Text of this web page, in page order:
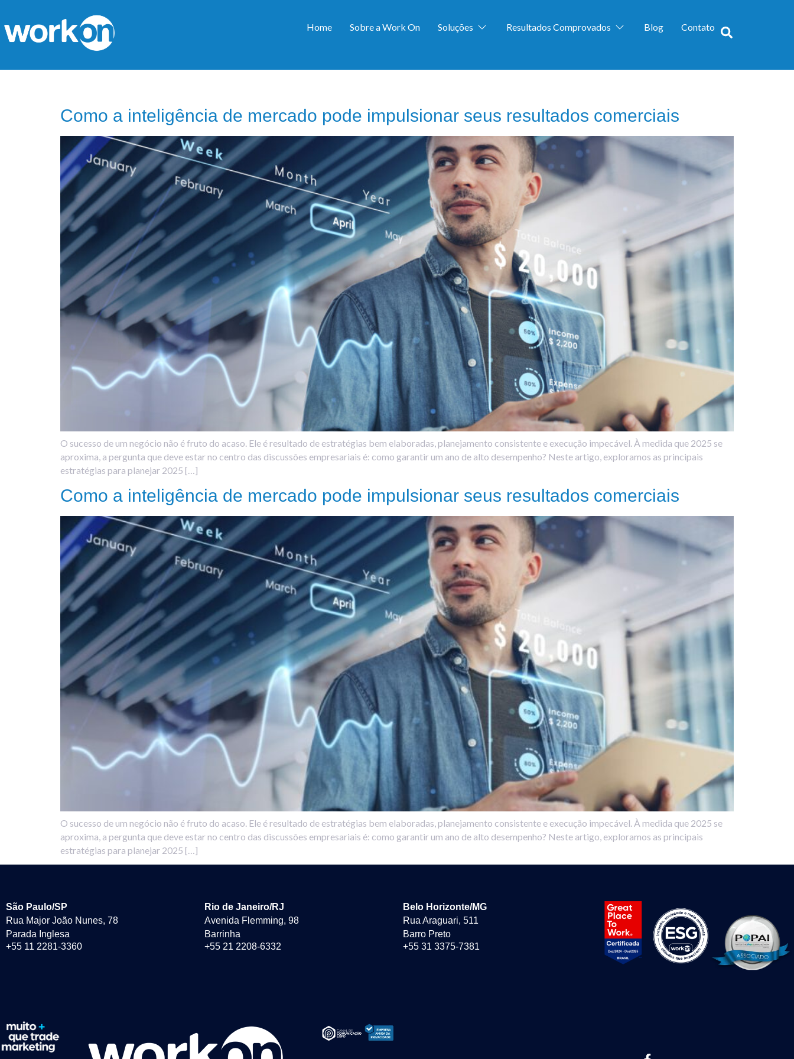
Home Sobre a Work On Soluções Resultados Comprovados Blog Contato
Como a inteligência de mercado pode impulsionar seus resultados comerciais
O sucesso de um negócio não é fruto do acaso. Ele é resultado de estratégias bem elaboradas, planejamento consistente e execução impecável. À medida que 2025 se
aproxima, a pergunta que deve estar no centro das discussões empresariais é: como garantir um ano de alto desempenho? Neste artigo, exploramos as principais
estratégias para planejar 2025 […]
Como a inteligência de mercado pode impulsionar seus resultados comerciais
O sucesso de um negócio não é fruto do acaso. Ele é resultado de estratégias bem elaboradas, planejamento consistente e execução impecável. À medida que 2025 se
aproxima, a pergunta que deve estar no centro das discussões empresariais é: como garantir um ano de alto desempenho? Neste artigo, exploramos as principais
estratégias para planejar 2025 […]
São Paulo/SP
Rua Major João Nunes, 78
Parada Inglesa
+55 11 2281-3360
Rio de Janeiro/RJ
Avenida Flemming, 98
Barrinha
+55 21 2208-6332
Belo Horizonte/MG
Rua Araguari, 511
Barro Preto
+55 31 3375-7381